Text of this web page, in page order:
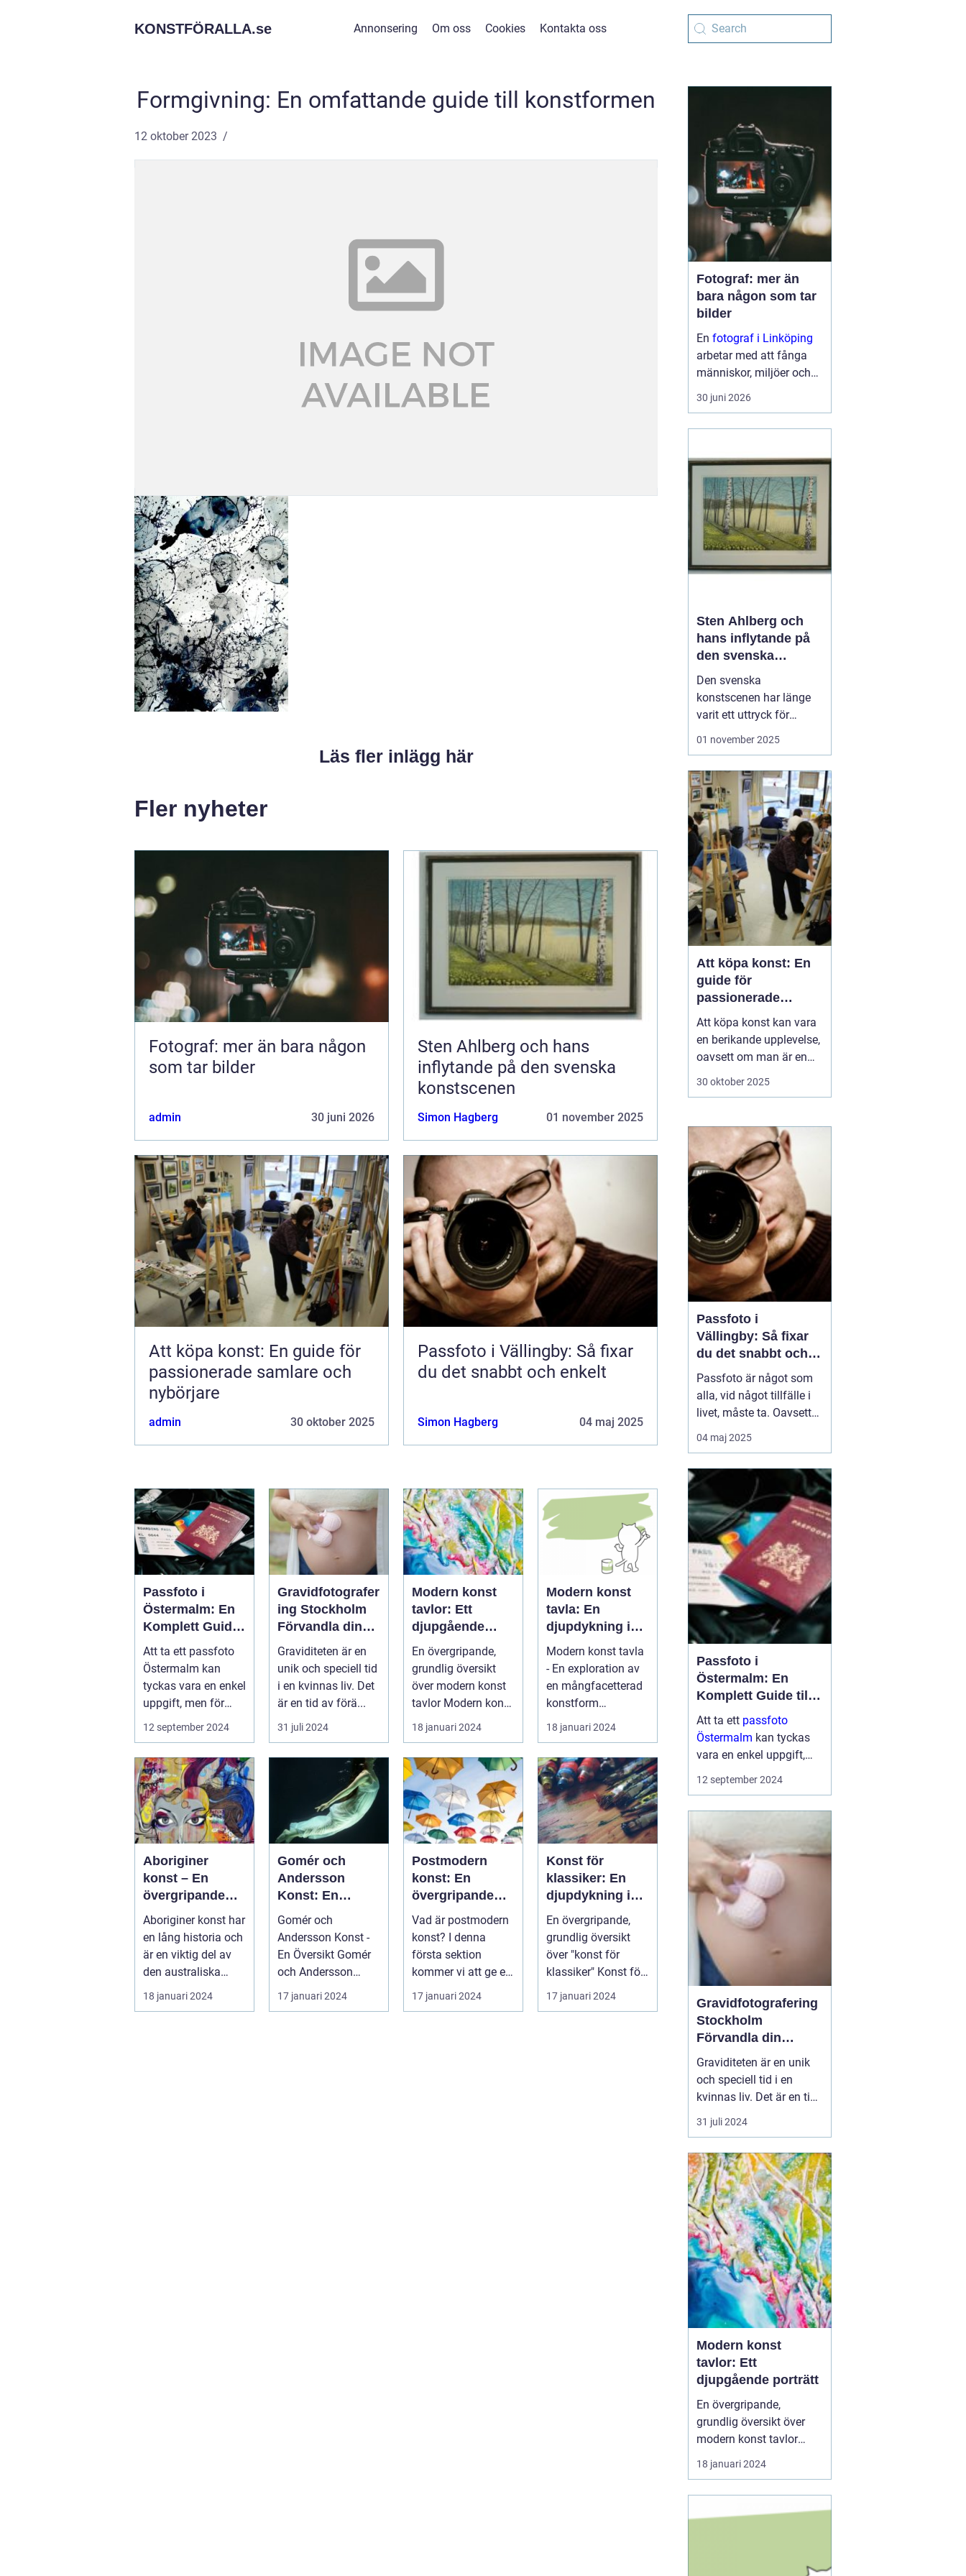
KONSTFÖRALLA.se Annonsering Om oss Cookies Kontakta oss
Formgivning: En omfattande guide till konstformen
12 oktober 2023
Läs fler inlägg här
Fler nyheter
Fotograf: mer än bara någon
som tar bilder
admin 30 juni 2026
Sten Ahlberg och hans
inflytande på den svenska
konstscenen
Simon Hagberg 01 november 2025
Att köpa konst: En guide för
passionerade samlare och
nybörjare
admin 30 oktober 2025
Passfoto i Vällingby: Så fixar
du det snabbt och enkelt
Simon Hagberg 04 maj 2025
Passfoto i
Östermalm: En
Komplett Guide
till Perfekta ID-
bilder
Att ta ett passfoto
Östermalm kan
tyckas vara en enkel
uppgift, men för
många kan de...
12 september 2024
Gravidfotografer
ing Stockholm
Förvandla din
graviditet till
tidlös konst
Graviditeten är en
unik och speciell tid
i en kvinnas liv. Det
är en tid av förä...
31 juli 2024
Modern konst
tavlor: Ett
djupgående
porträtt
En övergripande,
grundlig översikt
över modern konst
tavlor Modern konst
tavlor har under de
senast...
18 januari 2024
Modern konst
tavla: En
djupdykning i
konstens
mångfacetterad
e värld
Modern konst tavla
- En exploration av
en mångfacetterad
konstform
Introduktion:
Konsten har alltid...
18 januari 2024
Aboriginer
konst – En
övergripande
översikt
Aboriginer konst har
en lång historia och
är en viktig del av
den australiska
kulturen. Det är
konst...
18 januari 2024
Gomér och
Andersson
Konst: En
Fördjupande
Studie
Gomér och
Andersson Konst -
En Översikt Gomér
och Andersson
Konst är ett
framstående
17 januari 2024
Postmodern
konst: En
övergripande
analys av en
mångfacetterad
rörelse
Vad är postmodern
konst? I denna
första sektion
kommer vi att ge en
grundlig översikt
över postmode...
17 januari 2024
Konst för
klassiker: En
djupdykning i
den tidlösa
konsten
En övergripande,
grundlig översikt
över "konst för
klassiker" Konst för
klassiker är en
genre inom ...
17 januari 2024
Fotograf: mer än
bara någon som tar
bilder
En fotograf i Linköping
arbetar med att fånga
människor, miljöer och
ögonblick på ett sätt
som väcker känslor och
30 juni 2026
Sten Ahlberg och
hans inflytande på
den svenska
konstscenen
Den svenska
konstscenen har länge
varit ett uttryck för
kreativitet och
inspirerats av både
internationella trender
och lokal tradition.Sten
Ahlberg är ...
01 november 2025
Att köpa konst: En
guide för
passionerade
samlare och
nybörjare
Att köpa konst kan vara
en berikande upplevelse,
oavsett om man är en
passionerad samlare
konstverket för hemmet.
Konst har förmågan att
ljusa upp ett rum, skapa
st&au...
30 oktober 2025
Passfoto i
Vällingby: Så fixar
du det snabbt och
enkelt
Passfoto är något som
alla, vid något tillfälle i
livet, måste ta. Oavsett
om det handlar om att
förnya passet, ansöka
nytt ID-kort, är det viktigt
att allt blir rätt frå...
04 maj 2025
Passfoto i
Östermalm: En
Komplett Guide till
Perfekta ID-bilder
Att ta ett passfoto
Östermalm kan tyckas
vara en enkel uppgift,
men för många kan det
medföra en viss nivå av
12 september 2024
Gravidfotografering
Stockholm
Förvandla din
graviditet till tidlös
konst
Graviditeten är en unik
och speciell tid i en
kvinnas liv. Det är en tid
av förändring, förväntan
och glädje. En tid då
komma ihåg varje
känsla och detalj. I
Stockholm ...
31 juli 2024
Modern konst
tavlor: Ett
djupgående porträtt
En övergripande,
grundlig översikt över
modern konst tavlor
Modern konst tavlor har
under de senaste
populära och anses nu
18 januari 2024